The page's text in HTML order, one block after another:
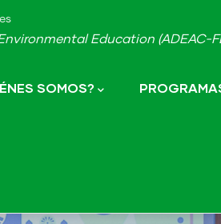
Education (ADEAC-
SOMOS?